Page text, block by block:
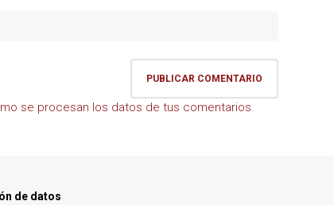
se procesan los datos de tus comentarios.
de datos